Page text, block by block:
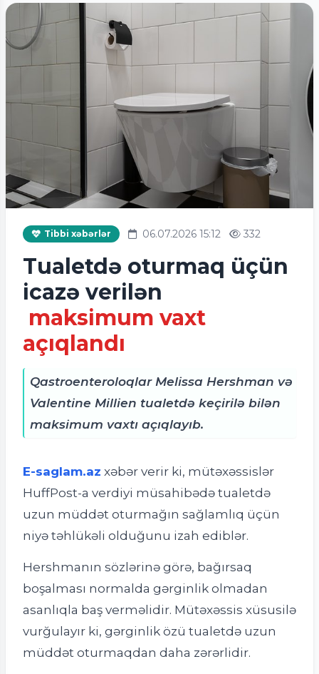
Tibbi xəbərlər 06.07.2026 15:12 332
Tualetdə oturmaq üçün
icazə verilən
maksimum vaxt
açıqlandı
Qastroenteroloqlar Melissa Hershman və
Valentine Millien tualetdə keçirilə bilən
maksimum vaxtı açıqlayıb.
E-saglam.az xəbər verir ki, mütəxəssislər
HuffPost-a verdiyi müsahibədə tualetdə
uzun müddət oturmağın sağlamlıq üçün
niyə təhlükəli olduğunu izah ediblər.
Hershmanın sözlərinə görə, bağırsaq
boşalması normalda gərginlik olmadan
asanlıqla baş verməlidir. Mütəxəssis xüsusilə
vurğulayır ki, gərginlik özü tualetdə uzun
müddət oturmaqdan daha zərərlidir.